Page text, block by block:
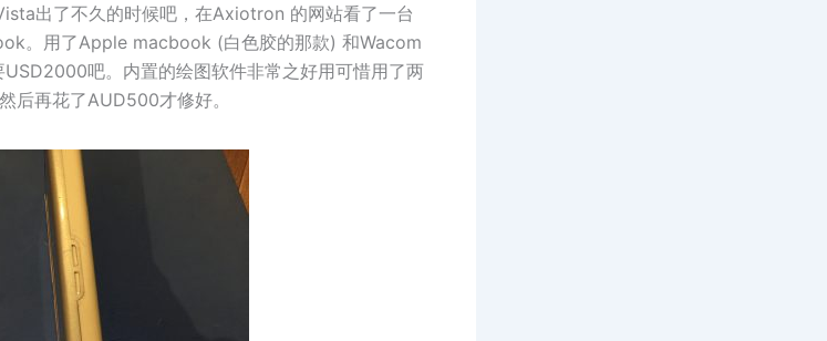
出了不久的时候吧，在Axiotron 的网站看了一台
。用了Apple macbook (白色胶的那款) 和Wacom
吧。内置的绘图软件非常之好用可惜用了两
后再花了AUD500才修好。